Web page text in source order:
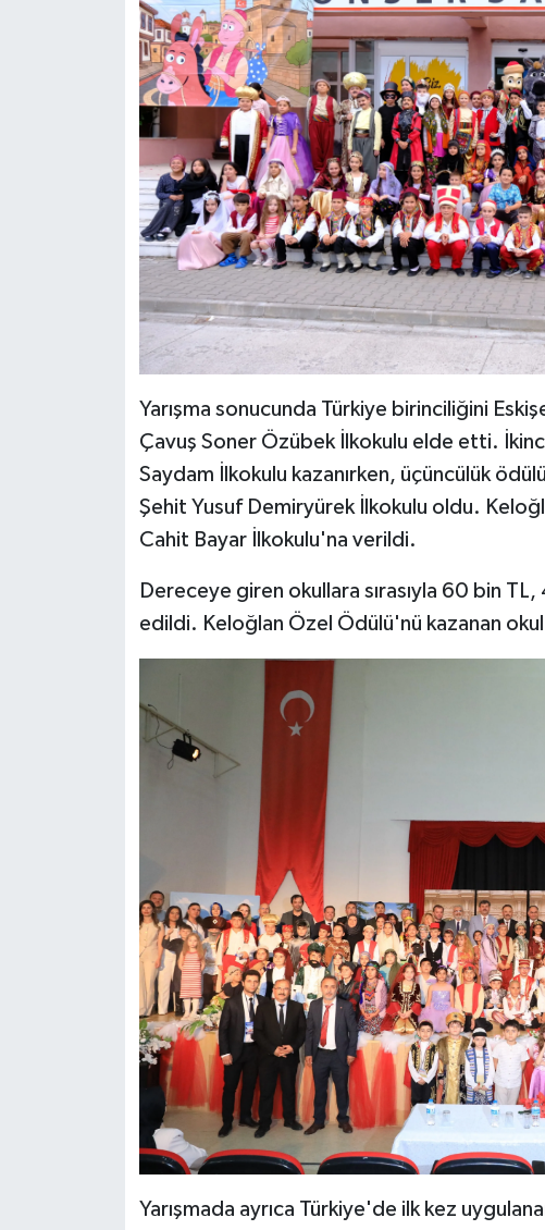
Yarışma sonucunda Türkiye birinciliğini
Çavuş Soner Özübek İlkokulu elde etti.
Saydam İlkokulu kazanırken, üçüncülük
Şehit Yusuf Demiryürek İlkokulu oldu.
Cahit Bayar İlkokulu'na verildi.
Dereceye giren okullara sırasıyla 60 bin
edildi. Keloğlan Özel Ödülü'nü kazanan
Yarışmada ayrıca Türkiye'de ilk kez